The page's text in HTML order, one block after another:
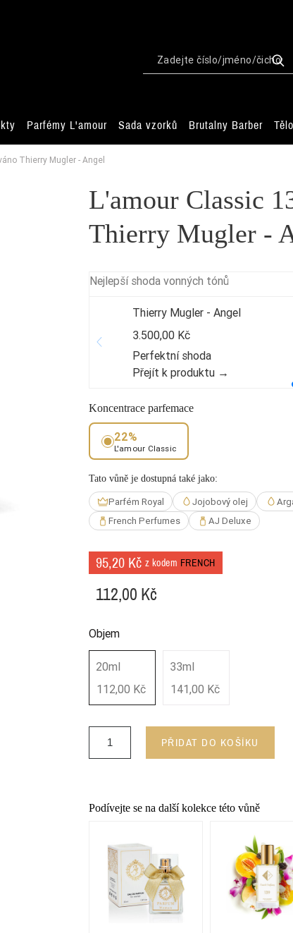
Parfémy L'amour Sada vzorků Brutalny Barber Tělo
Thierry Mugler - Angel
L'amour Classic
Thierry Mugler -
Nejlepší shoda vonných tónů
Thierry Mugler - Angel
3.500,00 Kč
Perfektní shoda
Přejít k produktu →
Koncentrace parfemace
22%
L'amour Classic
Tato vůně je dostupná také jako:
Parfém Royal Jojobový olej
French Perfumes
AJ Deluxe
95,20 Kč z kodem FRENCH
112,00 Kč
Objem
20ml
112,00 Kč
33ml
141,00 Kč
PŘIDAT DO KOŠÍKU
Podívejte se na další kolekce této vůně